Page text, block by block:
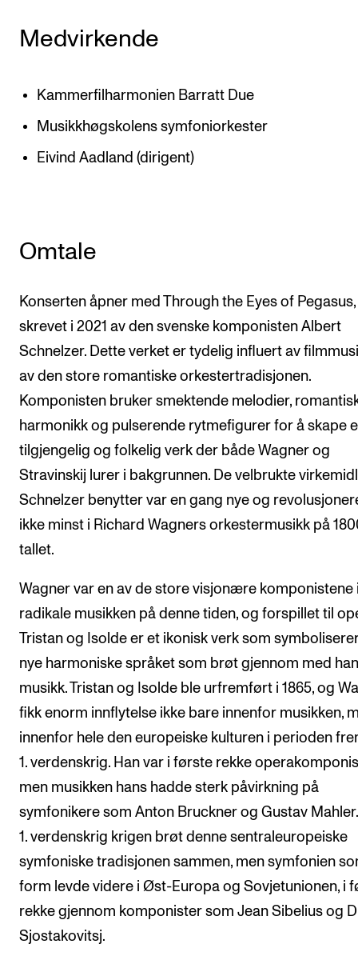
Medvirkende
Kammerfilharmonien Barratt Due
Musikkhøgskolens symfoniorkester
Eivind Aadland (dirigent)
Omtale
Konserten åpner med Through the Eyes of Pegasus,
skrevet i 2021 av den svenske komponisten Albert
Schnelzer. Dette verket er tydelig influert av
av den store romantiske orkestertradisjonen.
Komponisten bruker smektende melodier,
harmonikk og pulserende rytmefigurer for å skape
tilgjengelig og folkelig verk der både Wagner og
Stravinskij lurer i bakgrunnen. De velbrukte
Schnelzer benytter var en gang nye og
ikke minst i Richard Wagners orkestermusikk på
tallet.
Wagner var en av de store visjonære komponistene
radikale musikken på denne tiden, og forspillet til
Tristan og Isolde er et ikonisk verk som
nye harmoniske språket som brøt gjennom med
musikk. Tristan og Isolde ble urfremført i 1865, og
fikk enorm innflytelse ikke bare innenfor musikken,
innenfor hele den europeiske kulturen i perioden
1. verdenskrig. Han var i første rekke
men musikken hans hadde sterk påvirkning på
symfonikere som Anton Bruckner og Gustav
1. verdenskrig krigen brøt denne sentraleuropeiske
symfoniske tradisjonen sammen, men symfonien
form levde videre i Øst-Europa og Sovjetunionen, i
rekke gjennom komponister som Jean Sibelius og
Sjostakovitsj.